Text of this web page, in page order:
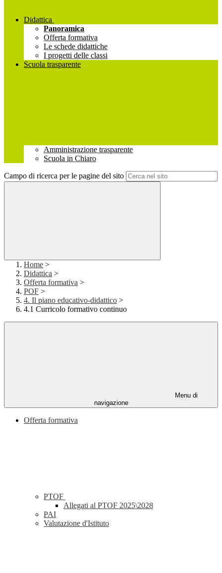
Didattica
Panoramica
Offerta formativa
Le schede didattiche
I progetti delle classi
Scuola trasparente
Amministrazione trasparente
Scuola in Chiaro
Campo di ricerca per le pagine del sito
Home >
Didattica >
Offerta formativa >
POF >
4. Il piano educativo-didattico >
4.1 Curricolo formativo continuo
Menu di
navigazione
Offerta formativa
PTOF
Allegati al PTOF 2025\2028
PAI
Valutazione d'Istituto